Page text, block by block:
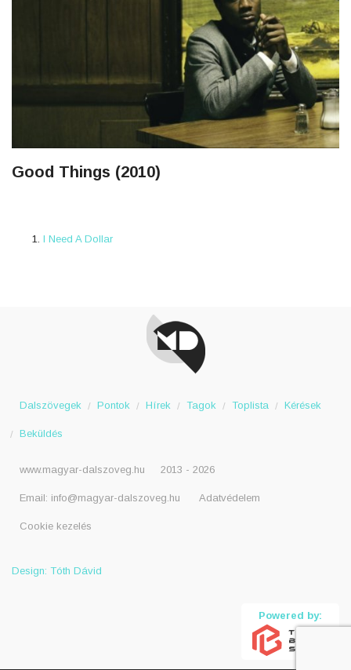
Good Things (2010)
I Need A Dollar
Dalszövegek Pontok Hírek Tagok Toplista Kérések
Beküldés
www.magyar-dalszoveg.hu 2013 - 2026
Email: info@magyar-dalszoveg.hu Adatvédelem
Cookie kezelés
Design: Tóth Dávid
Powered by: